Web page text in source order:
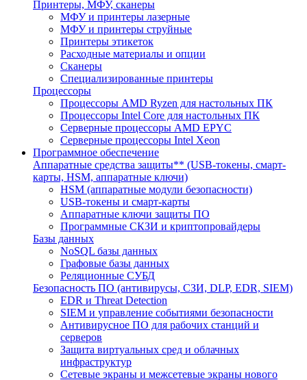
Принтеры, МФУ, сканеры
МФУ и принтеры лазерные
МФУ и принтеры струйные
Принтеры этикеток
Расходные материалы и опции
Сканеры
Специализированные принтеры
Процессоры
Процессоры AMD Ryzen для настольных ПК
Процессоры Intel Core для настольных ПК
Серверные процессоры AMD EPYC
Серверные процессоры Intel Xeon
Программное обеспечение
Аппаратные средства защиты** (USB-токены, смарт-
карты, HSM, аппаратные ключи)
HSM (аппаратные модули безопасности)
USB-токены и смарт-карты
Аппаратные ключи защиты ПО
Программные СКЗИ и криптопровайдеры
Базы данных
NoSQL базы данных
Графовые базы данных
Реляционные СУБД
Безопасность ПО (антивирусы, СЗИ, DLP, EDR, SIEM)
EDR и Threat Detection
SIEM и управление событиями безопасности
Антивирусное ПО для рабочих станций и
серверов
Защита виртуальных сред и облачных
инфраструктур
Сетевые экраны и межсетевые экраны нового